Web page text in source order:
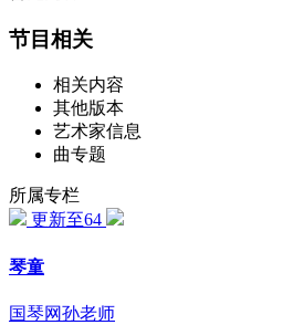
节目相关
相关内容
其他版本
艺术家信息
曲专题
所属专栏
更新至64
琴童
国琴网孙老师